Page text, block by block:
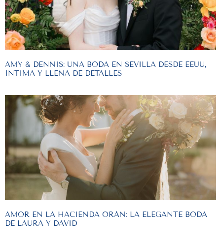
AMY & DENNIS: UNA BODA EN SEVILLA DESDE EEUU,
ÍNTIMA Y LLENA DE DETALLES
AMOR EN LA HACIENDA ORÁN: LA ELEGANTE BODA
DE LAURA Y DAVID